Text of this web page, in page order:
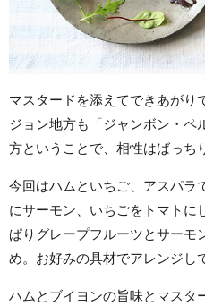
マスタードを添えてできあがり
ジョン地方も「ジャンボン・ペ
方ということで、相性はばっち
今回はハムといちご、アスパラ
にサーモン、いちごをトマトに
ぱりグレープフルーツとサーモ
め。お好みの具材でアレンジし
ハムとブイヨンの旨味とマスタ